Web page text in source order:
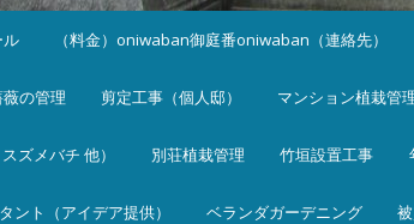
ル （料金）oniwaban御庭番oniwaban（連絡先）
の管理 剪定工事（個人邸） マンション植栽管
ズメバチ 他） 別荘植栽管理 竹垣設置工事
ント（アイデア提供） ベランダガーデニング